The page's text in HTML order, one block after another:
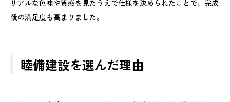
リアルな色味や質感を見たうえで仕様を決められたことで、完成
後の満足度も高まりました。
睦備建設を選んだ理由